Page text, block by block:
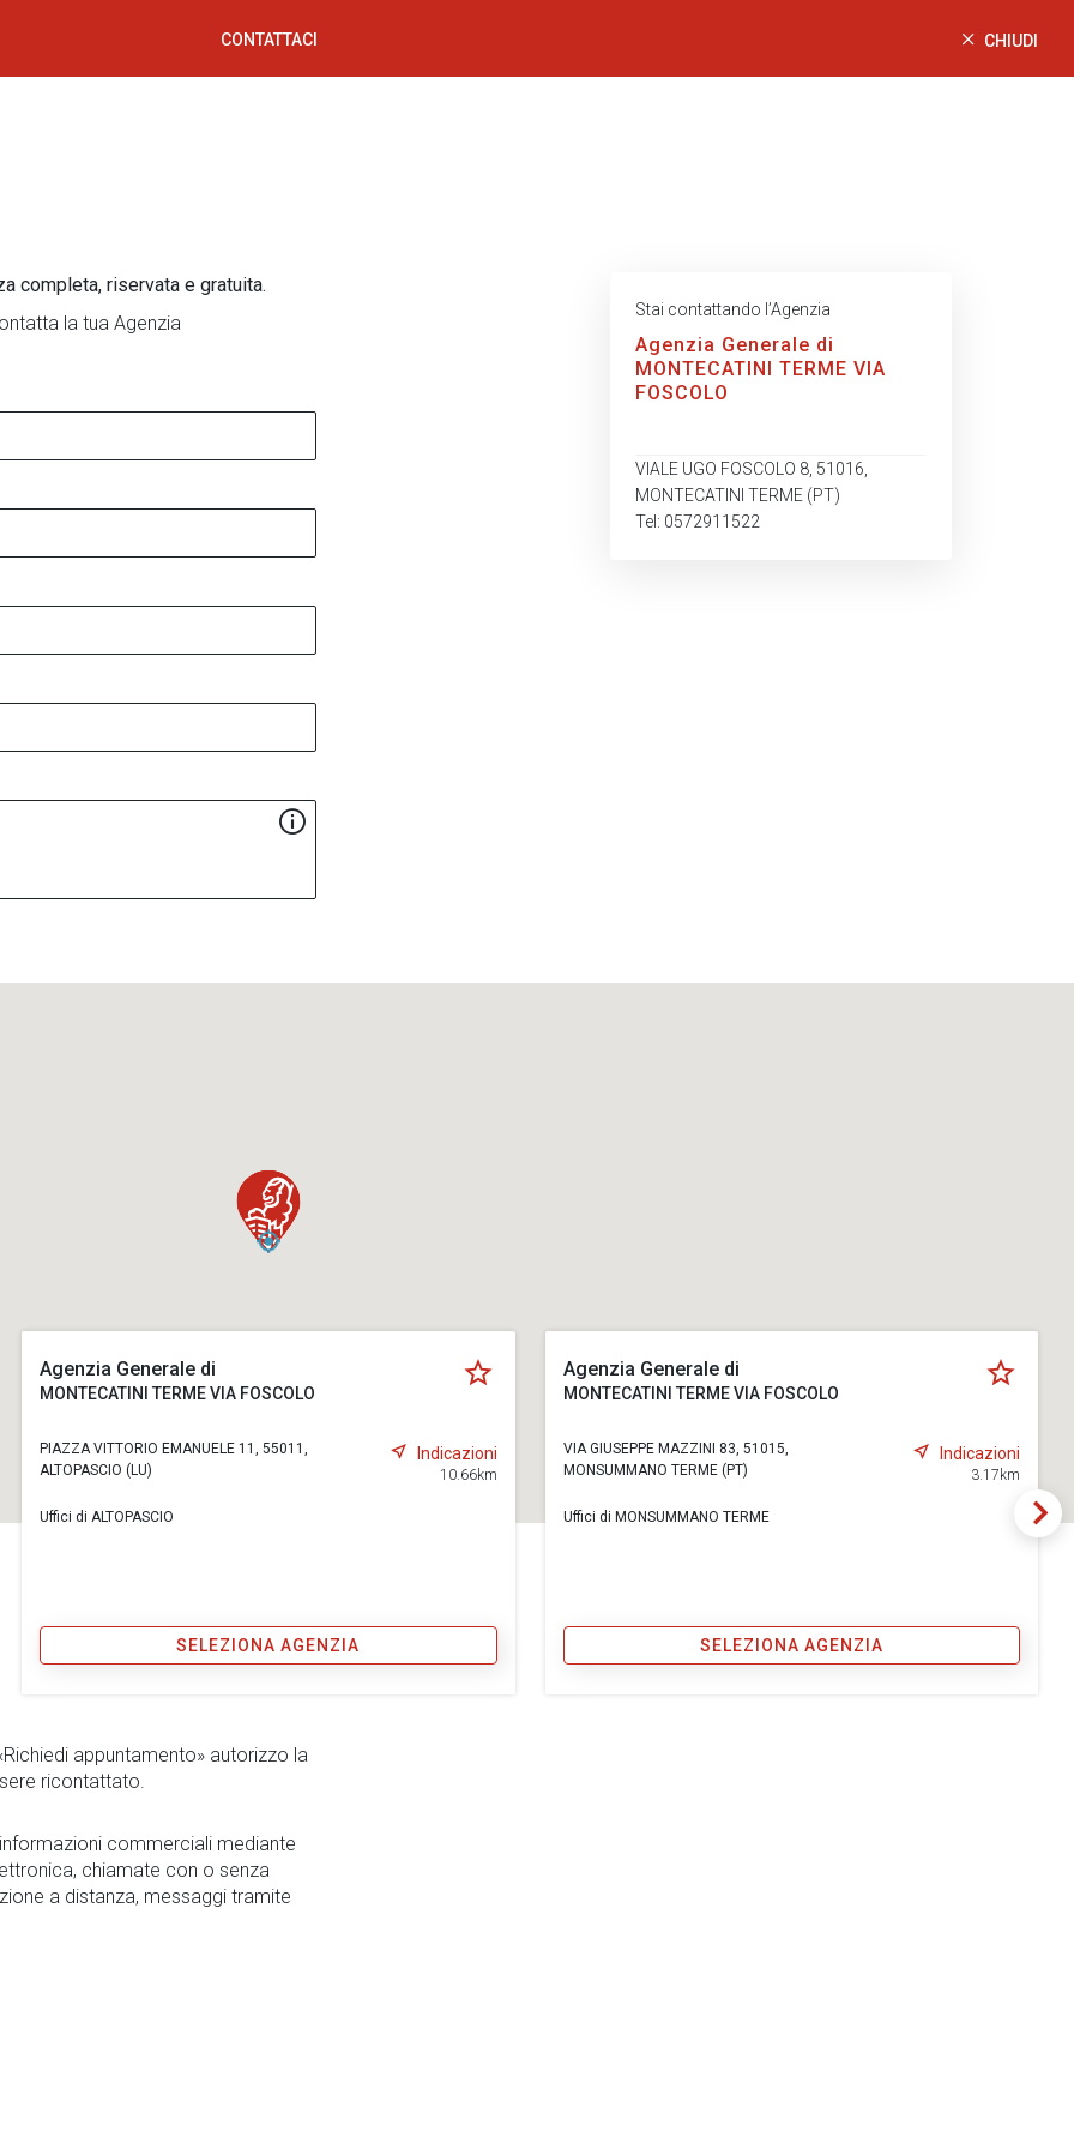
CONTATTACI CHIUDI
completa, riservata e gratuita.
la tua Agenzia
Stai contattando l’Agenzia
Agenzia Generale di
MONTECATINI TERME VIA
FOSCOLO
VIALE UGO FOSCOLO 8, 51016,
MONTECATINI TERME (PT)
Tel: 0572911522
Agenzia Generale di
MONTECATINI TERME VIA FOSCOLO
PIAZZA VITTORIO EMANUELE 11, 55011,
ALTOPASCIO (LU)
Indicazioni
10.66km
Uffici di ALTOPASCIO
SELEZIONA AGENZIA
Agenzia Generale di
MONTECATINI TERME VIA FOSCOLO
VIA GIUSEPPE MAZZINI 83, 51015,
MONSUMMANO TERME (PT)
Indicazioni
3.17km
Uffici di MONSUMMANO TERME
SELEZIONA AGENZIA
appuntamento» autorizzo la
ricontattato.
commerciali mediante
chiamate con o senza
a distanza, messaggi tramite